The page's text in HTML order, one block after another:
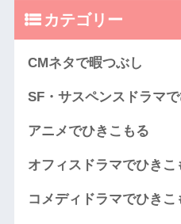
カテゴリー
CMネタで暇つぶし
SF・サスペンスドラマ
アニメでひきこもる
オフィスドラマでひきこ
コメディドラマでひきこ